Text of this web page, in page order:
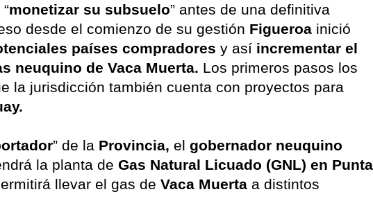
monetizar su subsuelo” antes de una definitiva
desde el comienzo de su gestión Figueroa inició
países compradores y así incrementar el
neuquino de Vaca Muerta. Los primeros pasos los
la jurisdicción también cuenta con proyectos para
” de la Provincia, el gobernador neuquino
la planta de Gas Natural Licuado (GNL) en Punta
llevar el gas de Vaca Muerta a distintos